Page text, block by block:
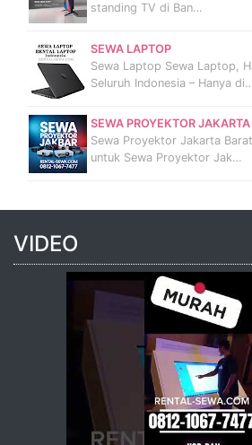
standing TV di Ban…
SEWA LAPTOP
Sewa Laptop Sewa Laptop,
Seluruh Indonesia – Hanya di…
SEWA PROYEKTOR JAKARTA
Sewa Proyektor Jakarta
untuk Sewa Proyektor Jak…
VIDEO